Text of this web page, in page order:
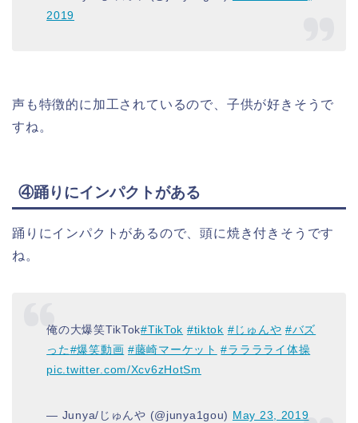
2019
声も特徴的に加工されているので、子供が好きそうで
すね。
④踊りにインパクトがある
踊りにインパクトがあるので、頭に焼き付きそうです
ね。
俺の大爆笑TikTok#TikTok #tiktok #じゅんや #バズ
った#爆笑動画 #藤崎マーケット #ラララライ体操
pic.twitter.com/Xcv6zHotSm
— Junya/じゅんや (@junya1gou) May 23, 2019